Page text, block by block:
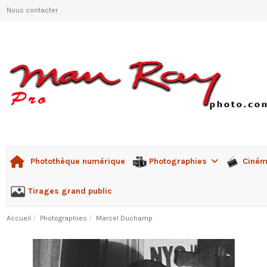
Nous contacter
Photothèque numérique Photographies
Tirages grand public
Accueil Photographies Marcel Duchamp